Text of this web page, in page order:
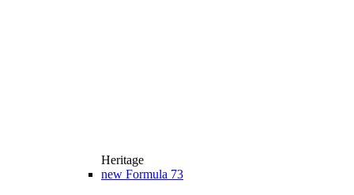
Heritage
new Formula 73